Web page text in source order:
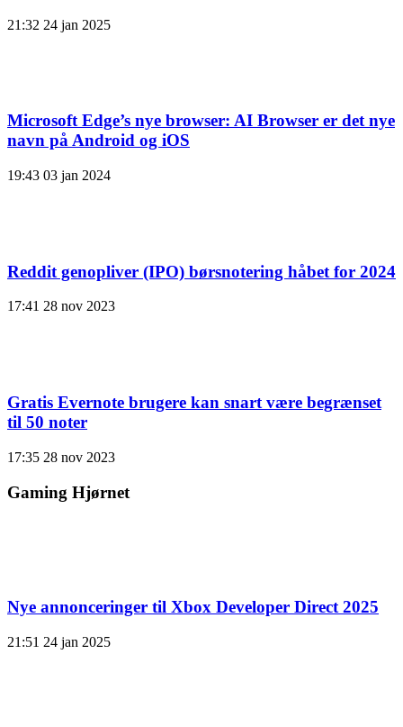
21:32 24 jan 2025
Microsoft Edge’s nye browser: AI Browser er det nye
navn på Android og iOS
19:43 03 jan 2024
Reddit genopliver (IPO) børsnotering håbet for 2024
17:41 28 nov 2023
Gratis Evernote brugere kan snart være begrænset
til 50 noter
17:35 28 nov 2023
Gaming Hjørnet
Nye annonceringer til Xbox Developer Direct 2025
21:51 24 jan 2025